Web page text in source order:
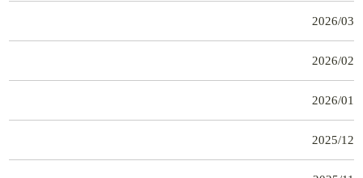
2026/03
2026/02
2026/01
2025/12